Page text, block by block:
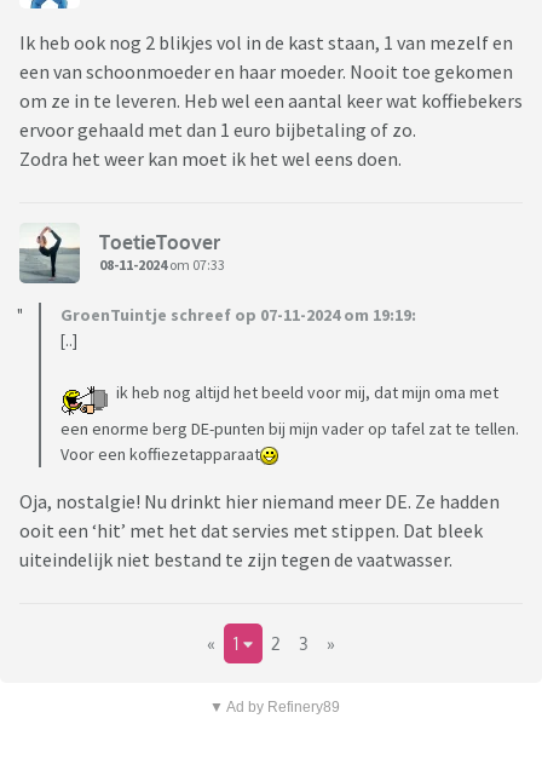
Ik heb ook nog 2 blikjes vol in de kast staan, 1 van mezelf en
een van schoonmoeder en haar moeder. Nooit toe gekomen
om ze in te leveren. Heb wel een aantal keer wat koffiebekers
ervoor gehaald met dan 1 euro bijbetaling of zo.
Zodra het weer kan moet ik het wel eens doen.
ToetieToover
08-11-2024om 07:33
GroenTuintje schreef op 07-11-2024 om 19:19:
[..]
ik heb nog altijd het beeld voor mij, dat mijn oma met
een enorme berg DE-punten bij mijn vader op tafel zat te tellen.
Voor een koffiezetapparaat
Oja, nostalgie! Nu drinkt hier niemand meer DE. Ze hadden
ooit een ‘hit’ met het dat servies met stippen. Dat bleek
uiteindelijk niet bestand te zijn tegen de vaatwasser.
« 1 2 3 »
▼ Ad by Refinery89